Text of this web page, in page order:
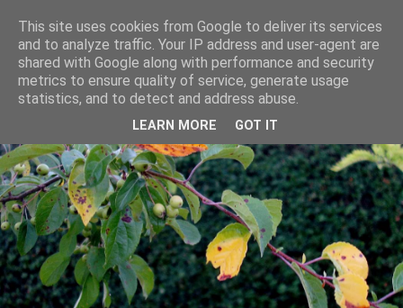
Ullas have
- en knoldesparkers betragtninger
This site uses cookies from Google to deliver its services
and to analyze traffic. Your IP address and user-agent are
shared with Google along with performance and security
metrics to ensure quality of service, generate usage
statistics, and to detect and address abuse.
LEARN MORE GOT IT